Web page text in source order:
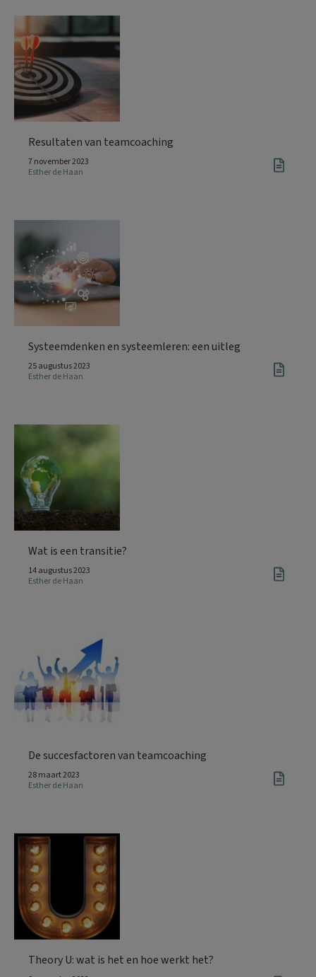
Resultaten van teamcoaching
7 november 2023
Esther de Haan
Systeemdenken en systeemleren: een uitleg
25 augustus 2023
Esther de Haan
Wat is een transitie?
14 augustus 2023
Esther de Haan
De succesfactoren van teamcoaching
28 maart 2023
Esther de Haan
Theory U: wat is het en hoe werkt het?